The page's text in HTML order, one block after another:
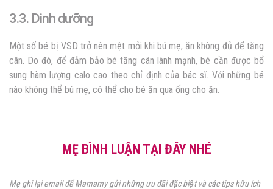
3.3. Dinh dưỡng
Một số bé bị VSD trở nên mệt mỏi khi bú mẹ, ăn không đủ để tăng
cân. Do đó, để đảm bảo bé tăng cân lành mạnh, bé cần được bổ
sung hàm lượng calo cao theo chỉ định của bác sĩ. Với những bé
nào không thể bú mẹ, có thể cho bé ăn qua ống cho ăn.
MẸ BÌNH LUẬN TẠI ĐÂY NHÉ
Mẹ ghi lại email để Mamamy gửi những ưu đãi đặc biệt và các tips hữu ích